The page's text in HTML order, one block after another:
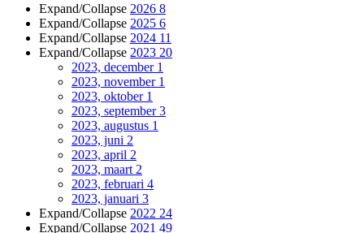
Expand/Collapse 2026 8
Expand/Collapse 2025 6
Expand/Collapse 2024 11
Expand/Collapse 2023 20
2023, december 1
2023, november 1
2023, oktober 1
2023, september3
2023, augustus 1
2023, juni 2
2023, april 2
2023, maart 2
2023, februari 4
2023, januari 3
Expand/Collapse 2022 24
Expand/Collapse 2021 49